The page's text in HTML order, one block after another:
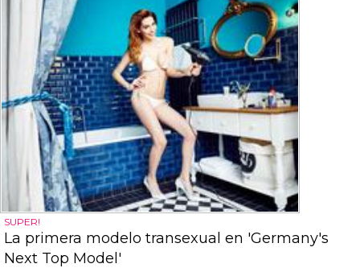
SUPER!
La primera modelo transexual en 'Germany's
Next Top Model'